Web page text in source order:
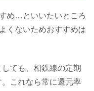
め…といいたいところ
くないためおすすめは
ても、相鉄線の定期
これなら常に還元率